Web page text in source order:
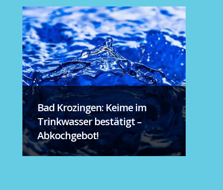
Bad Krozingen: Keime im
Trinkwasser bestätigt –
Abkochgebot!